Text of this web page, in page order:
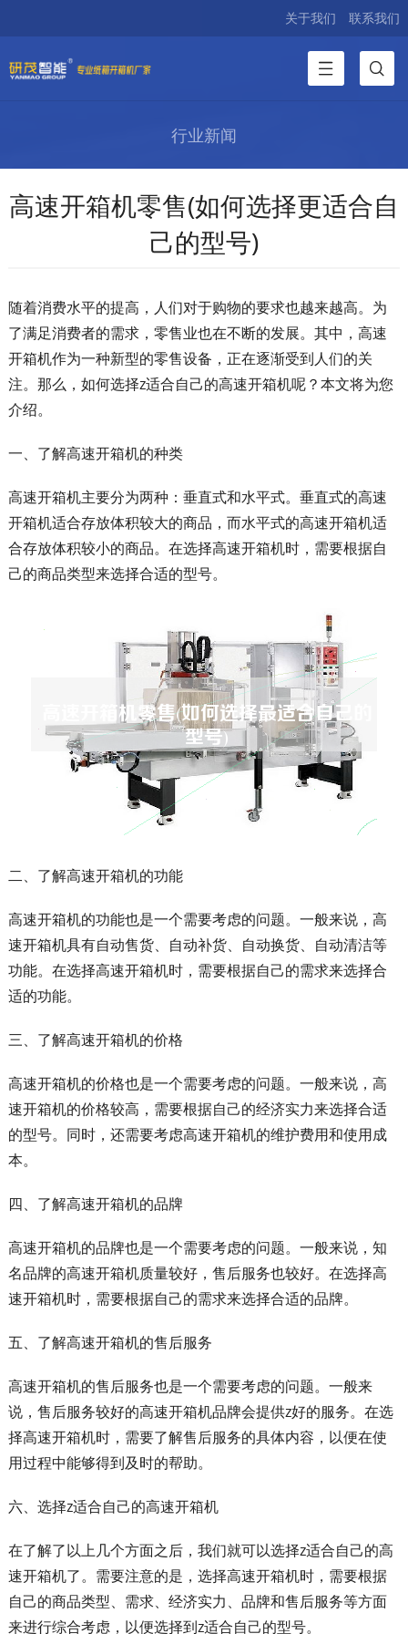
关于我们 联系我们
行业新闻
高速开箱机零售(如何选择更适合自
己的型号)
随着消费水平的提高，人们对于购物的要求也越来越高。为
了满足消费者的需求，零售业也在不断的发展。其中，高速
开箱机作为一种新型的零售设备，正在逐渐受到人们的关
注。那么，如何选择z适合自己的高速开箱机呢？本文将为您
介绍。
一、了解高速开箱机的种类
高速开箱机主要分为两种：垂直式和水平式。垂直式的高速
开箱机适合存放体积较大的商品，而水平式的高速开箱机适
合存放体积较小的商品。在选择高速开箱机时，需要根据自
己的商品类型来选择合适的型号。
二、了解高速开箱机的功能
高速开箱机的功能也是一个需要考虑的问题。一般来说，高
速开箱机具有自动售货、自动补货、自动换货、自动清洁等
功能。在选择高速开箱机时，需要根据自己的需求来选择合
适的功能。
三、了解高速开箱机的价格
高速开箱机的价格也是一个需要考虑的问题。一般来说，高
速开箱机的价格较高，需要根据自己的经济实力来选择合适
的型号。同时，还需要考虑高速开箱机的维护费用和使用成
本。
四、了解高速开箱机的品牌
高速开箱机的品牌也是一个需要考虑的问题。一般来说，知
名品牌的高速开箱机质量较好，售后服务也较好。在选择高
速开箱机时，需要根据自己的需求来选择合适的品牌。
五、了解高速开箱机的售后服务
高速开箱机的售后服务也是一个需要考虑的问题。一般来
说，售后服务较好的高速开箱机品牌会提供z好的服务。在选
择高速开箱机时，需要了解售后服务的具体内容，以便在使
用过程中能够得到及时的帮助。
六、选择z适合自己的高速开箱机
在了解了以上几个方面之后，我们就可以选择z适合自己的高
速开箱机了。需要注意的是，选择高速开箱机时，需要根据
自己的商品类型、需求、经济实力、品牌和售后服务等方面
来进行综合考虑，以便选择到z适合自己的型号。